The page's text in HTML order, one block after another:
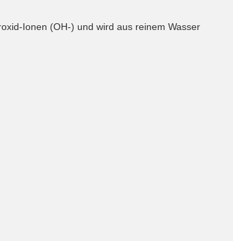
Ionen (OH-) und wird aus reinem Wasser